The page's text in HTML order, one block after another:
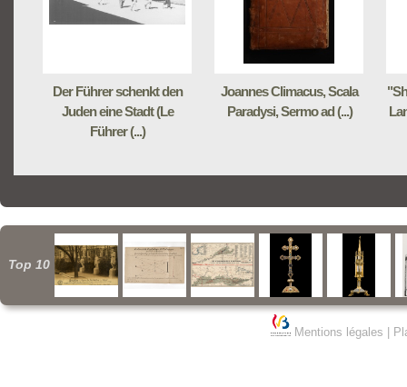
Der Führer schenkt den
Juden eine Stadt (Le
Führer (...)
Joannes Climacus, Scala
Paradysi, Sermo ad (...)
Top 10
Mentions légales